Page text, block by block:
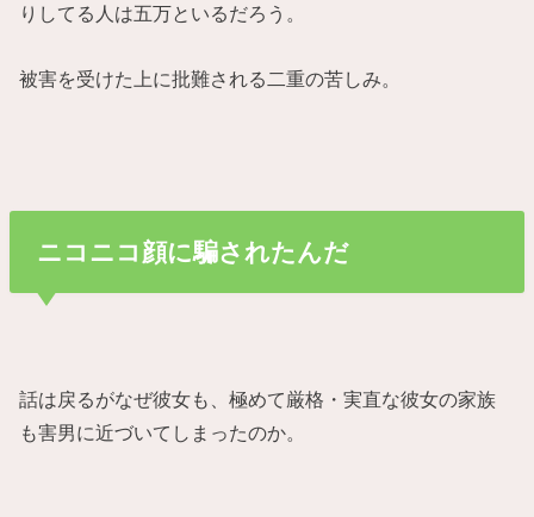
りしてる人は五万といるだろう。
被害を受けた上に批難される二重の苦しみ。
ニコニコ顔に騙されたんだ
話は戻るがなぜ彼女も、極めて厳格・実直な彼女の家族
も害男に近づいてしまったのか。